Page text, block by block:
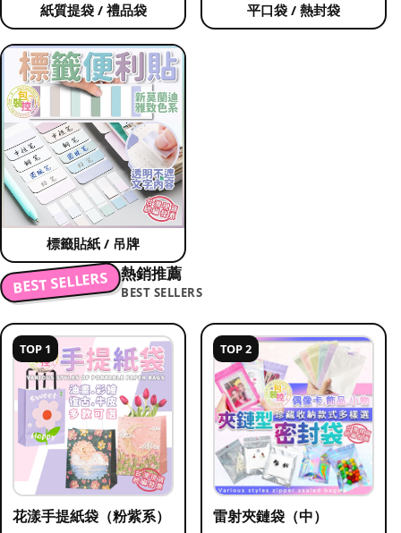
紙質提袋 / 禮品袋 平口袋 / 熱封袋
標籤貼紙 / 吊牌
BEST SELLERS 熱銷推薦
BEST SELLERS
TOP 1
花漾手提紙袋（粉紫系）
TOP 2
雷射夾鏈袋（中）